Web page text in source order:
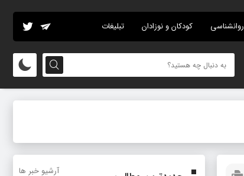
روانشناسی کودکان و نوزادان تبلیغات
آرشیو خبر ها